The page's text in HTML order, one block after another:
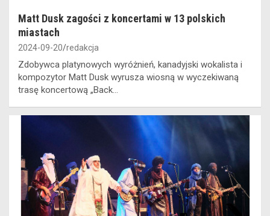
Matt Dusk zagości z koncertami w 13 polskich
miastach
2024-09-20 redakcja
Zdobywca platynowych wyróżnień, kanadyjski wokalista i
kompozytor Matt Dusk wyrusza wiosną w wyczekiwaną
trasę koncertową „Back…